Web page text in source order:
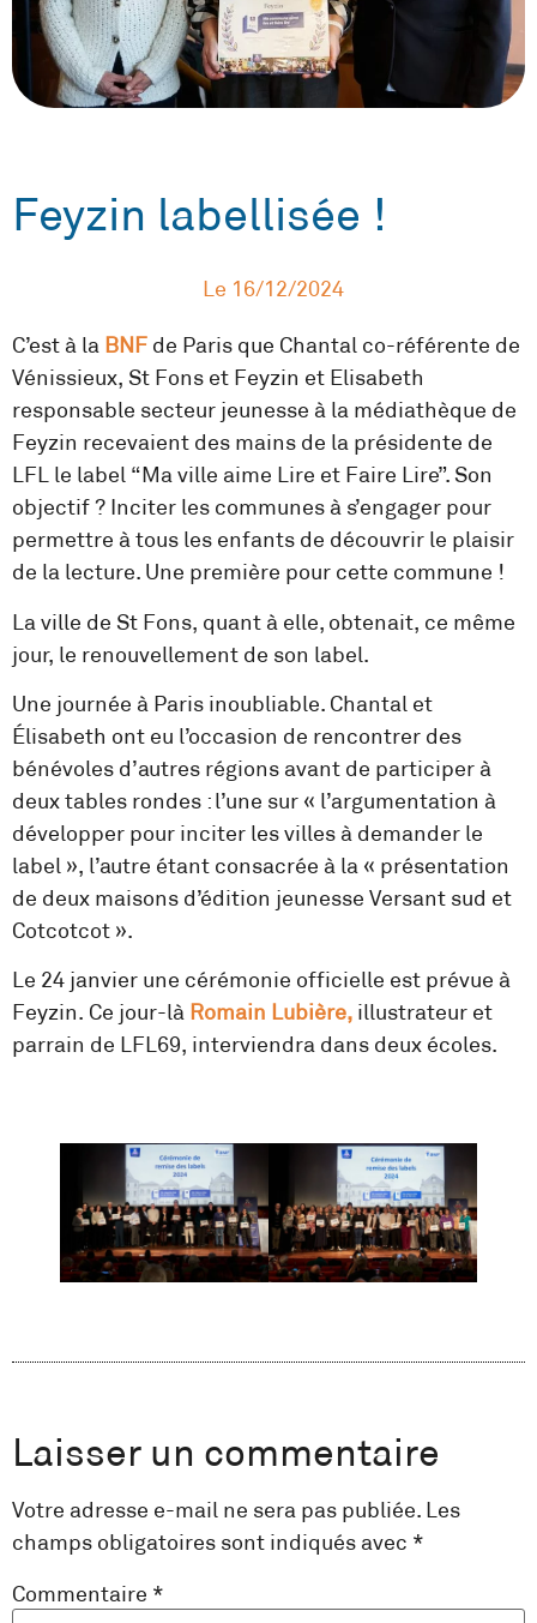
Feyzin labellisée !
Le 16/12/2024
C’est à la BNF de Paris que Chantal co-référente de
Vénissieux, St Fons et Feyzin et Elisabeth
responsable secteur jeunesse à la médiathèque de
Feyzin recevaient des mains de la présidente de
LFL le label “Ma ville aime Lire et Faire Lire”. Son
objectif ? Inciter les communes à s’engager pour
permettre à tous les enfants de découvrir le plaisir
de la lecture. Une première pour cette commune !
La ville de St Fons, quant à elle, obtenait, ce même
jour, le renouvellement de son label.
Une journée à Paris inoubliable. Chantal et
Élisabeth ont eu l’occasion de rencontrer des
bénévoles d’autres régions avant de participer à
deux tables rondes : l’une sur « l’argumentation à
développer pour inciter les villes à demander le
label », l’autre étant consacrée à la « présentation
de deux maisons d’édition jeunesse Versant sud et
Cotcotcot ».
Le 24 janvier une cérémonie officielle est prévue à
Feyzin. Ce jour-là Romain Lubière, illustrateur et
parrain de LFL69, interviendra dans deux écoles.
Laisser un commentaire
Votre adresse e-mail ne sera pas publiée. Les
champs obligatoires sont indiqués avec *
Commentaire *